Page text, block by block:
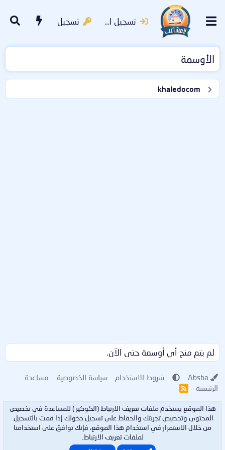
تسجيل الدخول تسجيل
الأوسمة
khaledocom
لم يتم منح أي أوسمة حتى الآن.
شروط الاستخدام سياسة الخصوصية
مساعدة
الرئيسية
R
هذا الموقع يستخدم ملفات تعريف الارتباط (الكوكيز ) للمساعدة في تخصيص
المحتوى وتخصيص تجربتك والحفاظ على تسجيل دخولك إذا قمت بالتسجيل.
من خلال الاستمرار في استخدام هذا الموقع، فإنك توافق على استخدامنا
لملفات تعريف الارتباط.